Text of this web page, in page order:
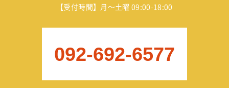
【受付時間】月～土曜 09:00-18:00
092-692-6577